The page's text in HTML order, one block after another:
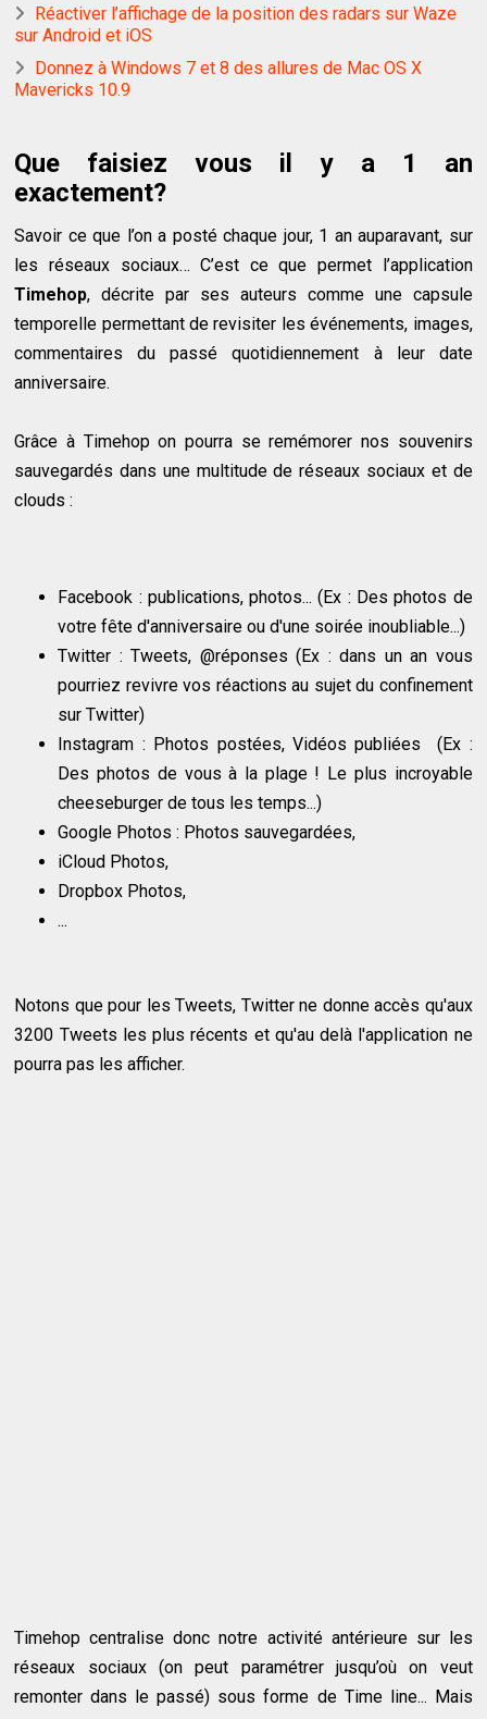
Réactiver l’affichage de la position des radars sur Waze
sur Android et iOS
Donnez à Windows 7 et 8 des allures de Mac OS X
Mavericks 10.9
Que faisiez vous il y a 1 an
exactement?
Savoir ce que l’on a posté chaque jour, 1 an auparavant, sur
les réseaux sociaux… C’est ce que permet l’application
Timehop, décrite par ses auteurs comme une capsule
temporelle permettant de revisiter les événements, images,
commentaires du passé quotidiennement à leur date
anniversaire.
Grâce à Timehop on pourra se remémorer nos souvenirs
sauvegardés dans une multitude de réseaux sociaux et de
clouds :
Facebook : publications, photos... (Ex : Des photos de
votre fête d'anniversaire ou d'une soirée inoubliable...)
Twitter : Tweets, @réponses (Ex : dans un an vous
pourriez revivre vos réactions au sujet du confinement
sur Twitter)
Instagram : Photos postées, Vidéos publiées (Ex :
Des photos de vous à la plage ! Le plus incroyable
cheeseburger de tous les temps...)
Google Photos : Photos sauvegardées,
iCloud Photos,
Dropbox Photos,
...
Notons que pour les Tweets, Twitter ne donne accès qu'aux
3200 Tweets les plus récents et qu'au delà l'application ne
pourra pas les afficher.
Timehop centralise donc notre activité antérieure sur les
réseaux sociaux (on peut paramétrer jusqu’où on veut
remonter dans le passé) sous forme de Time line... Mais